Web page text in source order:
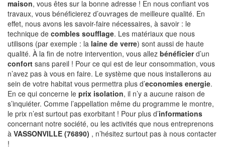
maison, vous êtes sur la bonne adresse ! En nous confiant vos
travaux, vous bénéficierez d’ouvrages de meilleure qualité. En
effet, nous avons les savoir-faire nécessaires, à savoir : le
technique de combles soufflage. Les matériaux que nous
utilisons (par exemple : la laine de verre) sont aussi de haute
qualité. À la fin de notre intervention, vous allez bénéficierd’un
confort sans pareil ! Pour ce qui est de leur consommation, vous
n’avez pas à vous en faire. Le système que nous installerons au
sein de votre habitat vous permettra plus d’economies energie.
En ce qui concerne le prix isolation, il n’y a aucune raison de
s’inquiéter. Comme l’appellation même du programme le montre,
le prix n’est surtout pas exorbitant ! Pour plus d’informations
concernant notre société, ou les activités que nous entreprenons
à VASSONVILLE (76890) , n’hésitez surtout pas à nous contacter
!